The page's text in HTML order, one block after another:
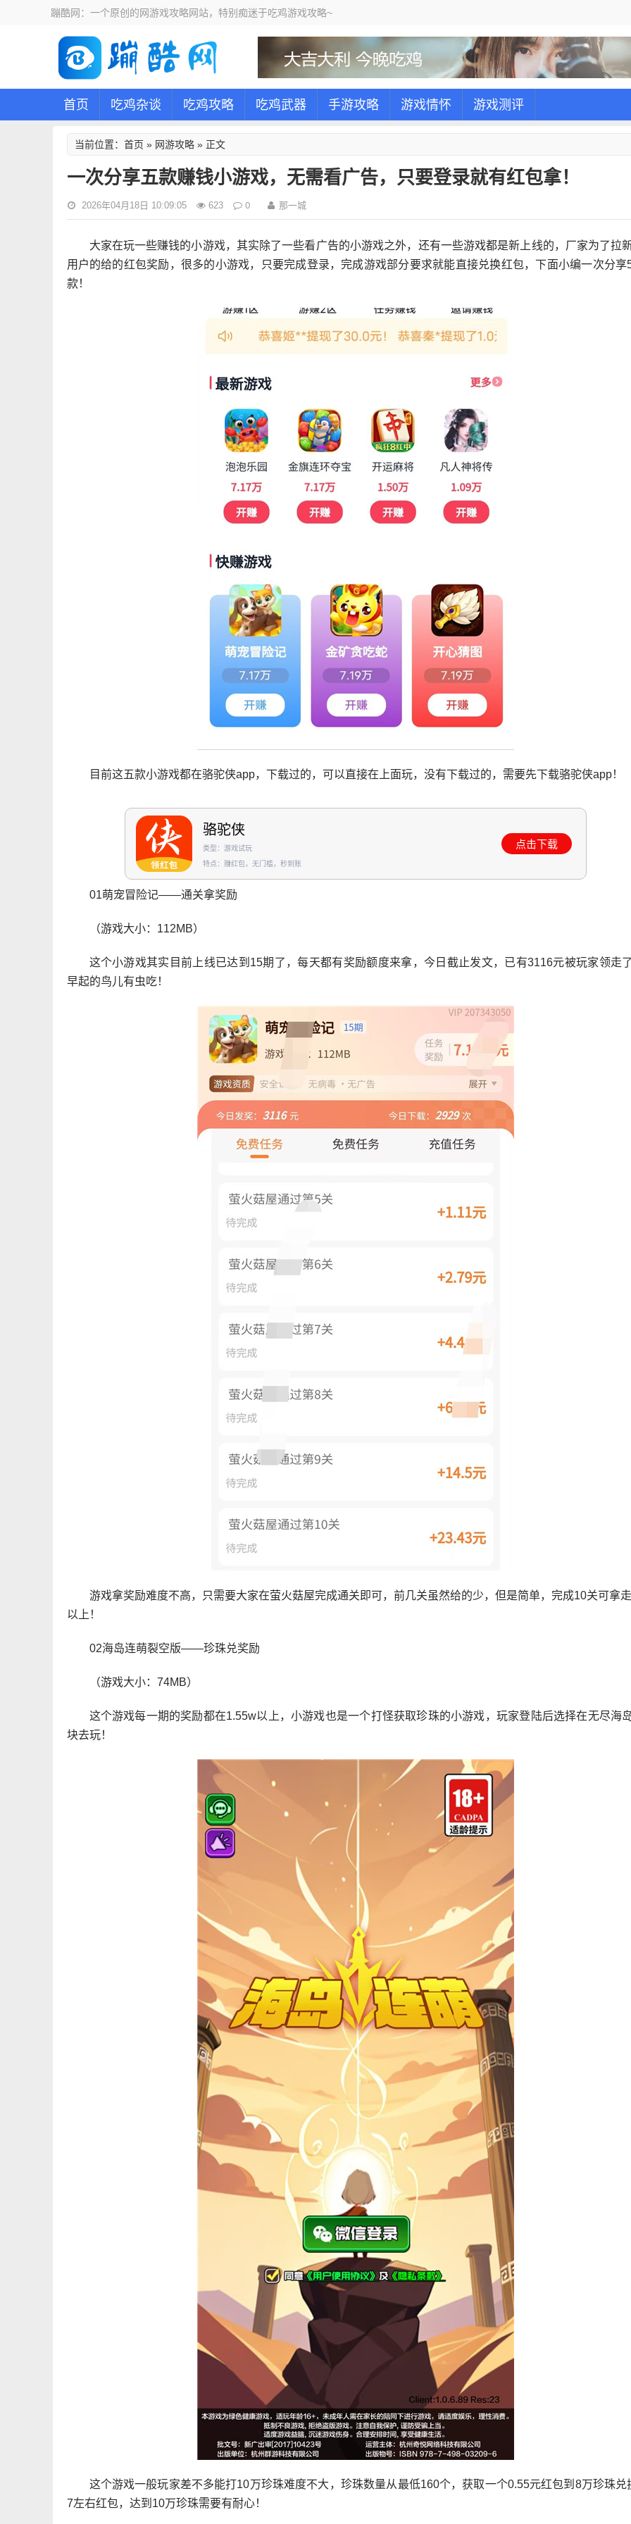
蹦酷网：一个原创的网游戏攻略网站，特别痴迷于吃鸡游戏攻略~
首页 吃鸡杂谈 吃鸡攻略 吃鸡武器 手游攻略 游戏情怀 游戏测评
当前位置： 首页 » 网游攻略» 正文
一次分享五款赚钱小游戏，无需看广告，只要登录就有红包拿！
2026年04月18日 10:09:05 623 0 那一城
大家在玩一些赚钱的小游戏，其实除了一些看广告的小游戏之外，还有一些游戏都是新上线的，厂家为了拉
用户的给的红包奖励，很多的小游戏，只要完成登录，完成游戏部分要求就能直接兑换红包，下面小编一次分享
款！
目前这五款小游戏都在骆驼侠app，下载过的，可以直接在上面玩，没有下载过的，需要先下载骆驼侠app！
骆驼侠
类型：游戏试玩
特点：赚红包，无门槛，秒到账
点击下载
01萌宠冒险记——通关拿奖励
（游戏大小：112MB）
这个小游戏其实目前上线已达到15期了，每天都有奖励额度来拿，今日截止发文，已有3116元被玩家领走
早起的鸟儿有虫吃！
游戏拿奖励难度不高，只需要大家在萤火菇屋完成通关即可，前几关虽然给的少，但是简单，完成10关可拿
以上！
02海岛连萌裂空版——珍珠兑奖励
（游戏大小：74MB）
这个游戏每一期的奖励都在1.55w以上，小游戏也是一个打怪获取珍珠的小游戏，玩家登陆后选择在无尽海
块去玩！
这个游戏一般玩家差不多能打10万珍珠难度不大，珍珠数量从最低160个，获取一个0.55元红包到8万珍珠兑
7左右红包，达到10万珍珠需要有耐心！